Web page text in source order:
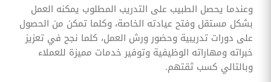
وعندما يحصل الطبيب على التدريب المطلوب يمكنه العمل
بشكل مستقل وفتح عيادته الخاصة، وكلما تمكن من الحصول
على دورات تدريبية وحضور ورش العمل، كلما نجح في تعزيز
خبراته ومهاراته الوظيفية وتوفير خدمات مميزة للعملاء
وبالتالي كسب ثقتهم.